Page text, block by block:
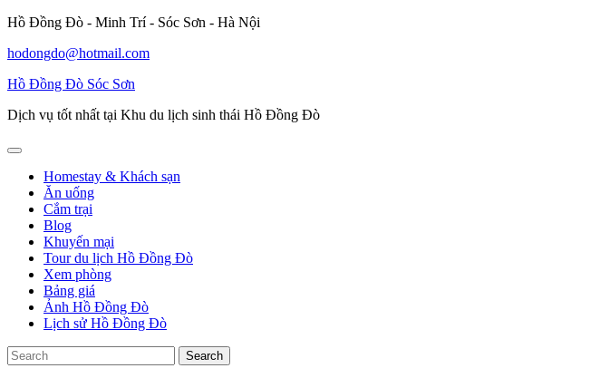
Skip
content
Hồ Đồng Đò - Minh Trí - Sóc Sơn - Hà Nội
hodongdo@hotmail.com
Hồ Đồng Đò Sóc Sơn
Dịch vụ tốt nhất tại Khu du lịch sinh thái Hồ Đồng Đò
Open
ButtonHomestay & Khách sạn
Ăn uống
Cắm trại
Blog
Khuyến mại
Tour du lịch Hồ Đồng Đò
Xem phòng
Bảng giá
Ảnh Hồ Đồng Đò
Lịch sử Hồ Đồng Đò
Close
Button
Search
for: